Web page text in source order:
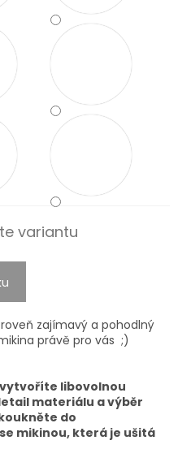
variantu
zajímavý a pohodlný
právě pro vás ;)
libovolnou
materiálu a výběr
do
mikinou, která je ušitá